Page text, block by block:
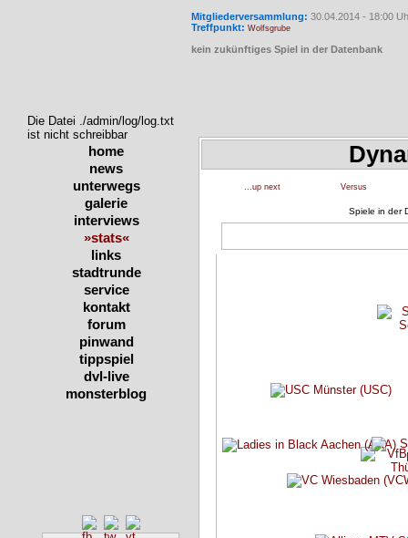
Die Datei ./admin/log/log.txt
ist nicht schreibbar
home
news
unterwegs
galerie
interviews
»stats«
links
stadtrunde
service
kontakt
forum
pinwand
tippspiel
dvl-live
monsterblog
Mitgliederversammlung: 30.04.2014 - 18:00
Treffpunkt: Wolfsgrube
kein zukünftiges Spiel in der Datenbank
...up next Versus
Spiele in der